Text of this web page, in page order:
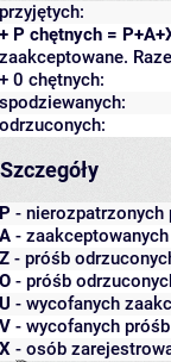
przyjętych:
+ P chętnych =
zaakceptowane.
+ 0 chętnych:
spodziewanych:
odrzuconych:
Szczegóły
P - nierozpatrzonych
A -
Z - próśb
O - próśb
U - wycofanych
V - wycofanych próśb
X - osób